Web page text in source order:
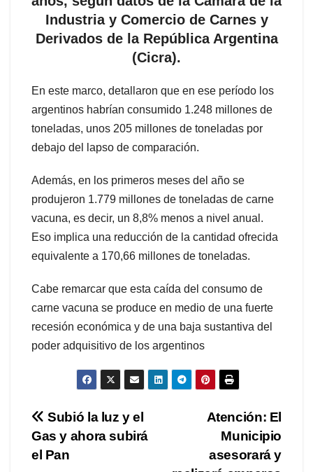
Industria y Comercio de Carnes y
Derivados de la República Argentina
(Cicra).
En este marco, detallaron que en ese período los
argentinos habrían consumido 1.248 millones de
toneladas, unos 205 millones de toneladas por
debajo del lapso de comparación.
Además, en los primeros meses del año se
produjeron 1.779 millones de toneladas de carne
vacuna, es decir, un 8,8% menos a nivel anual.
Eso implica una reducción de la cantidad ofrecida
equivalente a 170,66 millones de toneladas.
Cabe remarcar que esta caída del consumo de
carne vacuna se produce en medio de una fuerte
recesión económica y de una baja sustantiva del
poder adquisitivo de los argentinos
Navegación
de
Atención: El
Municipio
asesorará y
Subió la luz y el
Gas y ahora subirá
el Pan